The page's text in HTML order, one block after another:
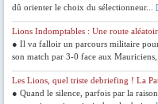
dû orienter le choix du sélectionneur...
Lions Indomptables : Une route
● Il va falloir un parcours militaire
son match par 3-0 face aux
Les Lions, quel triste debriefing ! La
● Quand le silence, parfois par la